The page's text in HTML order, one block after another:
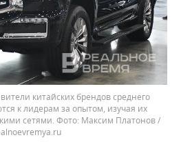
китайских брендов среднего
к лидерам за опытом, изучая их
сетями.
Максим Платонов /